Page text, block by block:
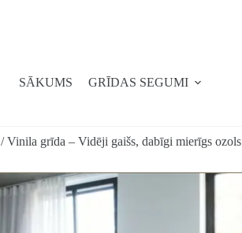
SĀKUMS GRĪDAS SEGUMI
/ Vinila grīda – Vidēji gaišs, dabīgi mierīgs ozols